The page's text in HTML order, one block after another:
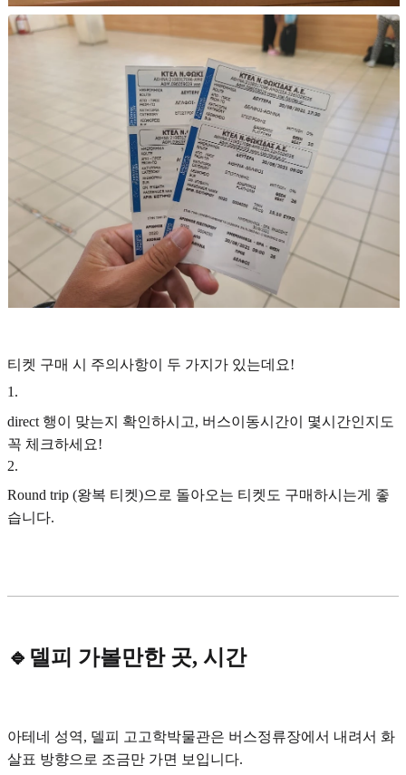
티켓 구매 시 주의사항이 두 가지가 있는데요!
1 .
direct 행이 맞는지 확인하시고, 버스이동시간이 몇시간인지도
꼭 체크하세요!
2.
Round trip (왕복 티켓)으로 돌아오는 티켓도 구매하시는게 좋
습니다.
🔹델피 가볼만한 곳, 시간
아테네 성역, 델피 고고학박물관은 버스정류장에서 내려서 화
살표 방향으로 조금만 가면 보입니다.